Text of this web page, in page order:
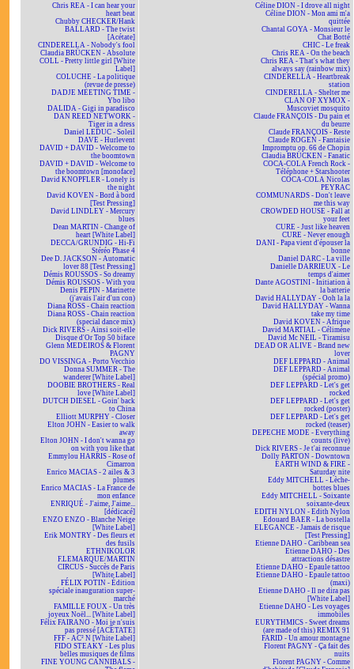
Chris REA - I can hear your
heart beat
Chubby CHECKER/Hank
BALLARD - The twist
[Acétate]
CINDERELLA - Nobody's fool
Claudia BRÜCKEN - Absolute
COLL - Pretty little girl [White
Label]
COLUCHE - La politique
(revue de presse)
DADJE MEETING TIME -
Ybo libo
DALIDA - Gigi in paradisco
DAN REED NETWORK -
Tiger in a dress
Daniel LEDUC - Soleil
DAVE - Hurlevent
DAVID + DAVID - Welcome to
the boomtown
DAVID + DAVID - Welcome to
the boomtown [monoface]
David KNOPFLER - Lonely is
the night
David KOVEN - Bord à bord
[Test Pressing]
David LINDLEY - Mercury
blues
Dean MARTIN - Change of
heart [White Label]
DECCA/GRUNDIG - Hi-Fi
Stéréo Phase 4
Dee D. JACKSON - Automatic
lover 88 [Test Pressing]
Démis ROUSSOS - So dreamy
Démis ROUSSOS - With you
Denis PEPIN - Marinette
(j'avais l'air d'un con)
Diana ROSS - Chain reaction
Diana ROSS - Chain reaction
(special dance mix)
Dick RIVERS - Ainsi soit-elle
Disque d'Or Top 50 biface
Glenn MEDEIROS & Florent
PAGNY
DO VISSINGA - Porto Vecchio
Donna SUMMER - The
wanderer [White Label]
DOOBIE BROTHERS - Real
love [White Label]
DUTCH DIESEL - Goin' back
to China
Elliott MURPHY - Closer
Elton JOHN - Easier to walk
away
Elton JOHN - I don't wanna go
on with you like that
Emmylou HARRIS - Rose of
Cimarron
Enrico MACIAS - 2 ailes & 3
plumes
Enrico MACIAS - La France de
mon enfance
ENRIQUÉ - J'aime, J'aime...
[dédicacé]
ENZO ENZO - Blanche Neige
[White Label]
Erik MONTRY - Des fleurs et
des fusils
ETHNIKOLOR
F.LEMARQUE/MARTIN
CIRCUS - Succès de Paris
[White Label]
FÉLIX POTIN - Édition
spéciale inauguration super-
marché
FAMILLE FOUX - Un très
joyeux Noël... [White Label]
Félix FAIRANO - Moi je n'suis
pas pressé [ACÉTATE]
FFF - AC² N [White Label]
FIDO STEAKY - Les plus
belles musiques de films
FINE YOUNG CANNIBALS -
Céline DION - I drove all night
Céline DION - Mon ami m'a
quittée
Chantal GOYA - Monsieur le
Chat Botté
CHIC - Le freak
Chris REA - On the beach
Chris REA - That's what they
always say (rainbow mix)
CINDERELLA - Heartbreak
station
CINDERELLA - Shelter me
CLAN OF XYMOX -
Muscoviet mosquito
Claude FRANÇOIS - Du pain et
du beurre
Claude FRANÇOIS - Reste
Claude ROGEN - Fantaisie
Impromptu op. 66 de Chopin
Claudia BRÜCKEN - Fanatic
COCA-COLA French Rock -
Téléphone + Starshooter
COCA-COLA Nicolas
PEYRAC
COMMUNARDS - Don't leave
me this way
CROWDED HOUSE - Fall at
your feet
CURE - Just like heaven
CURE - Never enough
DANI - Papa vient d'épouser la
bonne
Daniel DARC - La ville
Danielle DARRIEUX - Le
temps d'aimer
Dante AGOSTINI - Initiation à
la batterie
David HALLYDAY - Ooh la la
David HALLYDAY - Wanna
take my time
David KOVEN - Afrique
David MARTIAL - Célimène
David Mc NEIL - Tiramisu
DEAD OR ALIVE - Brand new
lover
DEF LEPPARD - Animal
DEF LEPPARD - Animal
(spécial promo)
DEF LEPPARD - Let's get
rocked
DEF LEPPARD - Let's get
rocked (poster)
DEF LEPPARD - Let's get
rocked (teaser)
DEPECHE MODE - Everything
counts (live)
Dick RIVERS - Je t'ai reconnue
Dolly PARTON - Downtown
EARTH WIND & FIRE -
Saturday nite
Eddy MITCHELL - Lèche-
bottes blues
Eddy MITCHELL - Soixante
soixante-deux
EDITH NYLON - Edith Nylon
Edouard BAER - La bostella
ELEGANCE - Jamais de risque
[Test Pressing]
Etienne DAHO - Caribbean sea
Etienne DAHO - Des
attractions désastre
Etienne DAHO - Epaule tattoo
Etienne DAHO - Epaule tattoo
(maxi)
Etienne DAHO - Il ne dira pas
[White Label]
Etienne DAHO - Les voyages
immobiles
EURYTHMICS - Sweet dreams
(are made of this) REMIX 91
FARID - Un amour montagne
Florent PAGNY - Ça fait des
nuits
Florent PAGNY - Comme